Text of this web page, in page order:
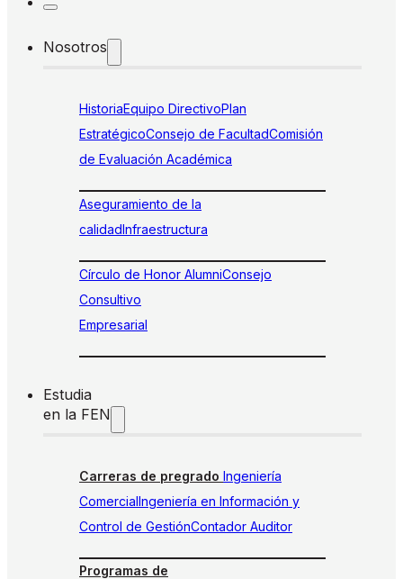
Nosotros
HistoriaEquipo DirectivoPlan
EstratégicoConsejo de FacultadComisión
de Evaluación Académica
Aseguramiento de la
calidadInfraestructura
Círculo de Honor AlumniConsejo
Consultivo
Empresarial
Estudia
en la FEN
Carreras de pregrado Ingeniería
ComercialIngeniería en Información y
Control de GestiónContador Auditor
Programas de